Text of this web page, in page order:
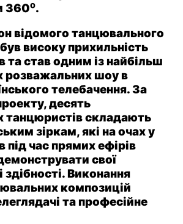
360⁰.
відомого танцювального
високу прихильність
та став одним із найбільш
розважальних шоу в
телебачення. За
десять
танцюристів складають
зіркам, які на очах у
під час прямих ефірів
свої
Виконання
композицій
та професійне